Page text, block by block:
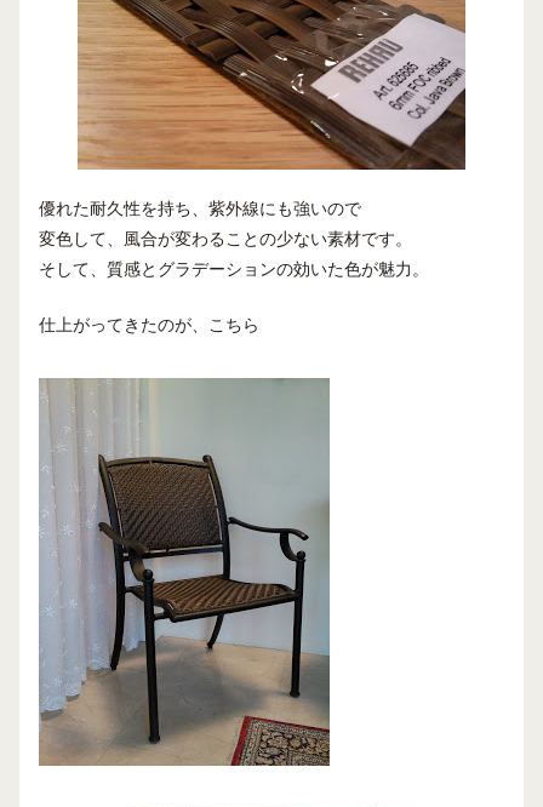
優れた耐久性を持ち、紫外線にも強いので
変色して、風合が変わることの少ない素材です。
そして、質感とグラデーションの効いた色が魅力。
仕上がってきたのが、こちら